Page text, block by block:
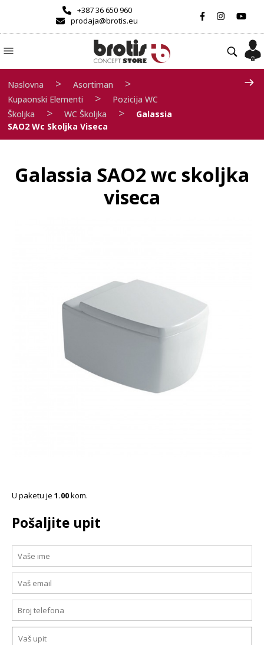
+387 36 650 960
prodaja@brotis.eu
Naslovna > Asortiman >
Kupaonski Elementi >
Pozicija WC
Školjka
> WC Školjka >
Galassia
SAO2 Wc Skoljka Viseca
Galassia SAO2 wc skoljka
viseca
U paketu je 1.00kom.
Pošaljite upit